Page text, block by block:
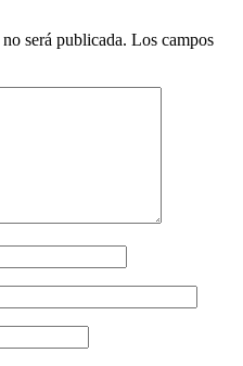
será publicada. Los campos